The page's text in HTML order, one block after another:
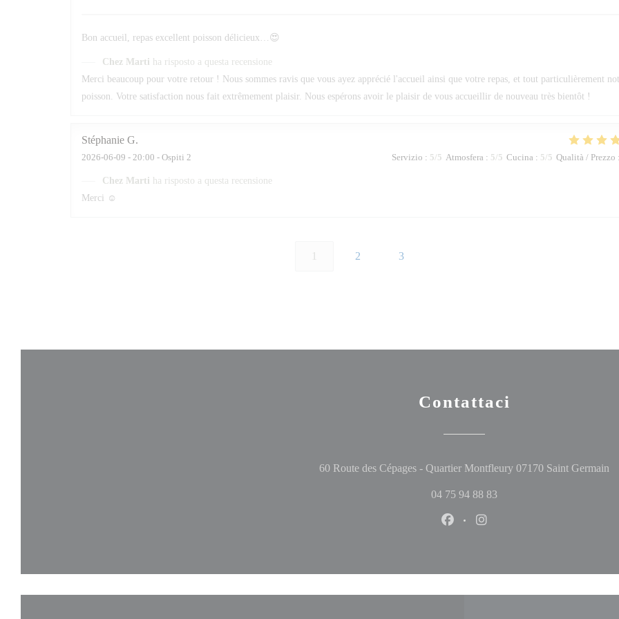
Bon accueil, repas excellent poisson délicieux…😍
Chez Marti ha risposto a questa recensione
Merci beaucoup pour votre retour ! Nous sommes ravis que vous ayez apprécié l'accueil ainsi que votre repas, et tout particulièrement
poisson. Votre satisfaction nous fait extrêmement plaisir. Nous espérons avoir le plaisir de vous accueillir de nouveau très bientôt !
Stéphanie G
2026-06-09 - 20:00 - Ospiti 2 Servizio : 5/5 Atmosfera : 5/5 Cucina : 5/5 Qualità / Prezzo :
Chez Marti ha risposto a questa recensione
Merci ☺️
1 2 3
Contattaci
60 Route des Cépages - Quartier Montfleury 07170 Saint Germain
04 75 94 88 83
Facebook ((apre una nuova